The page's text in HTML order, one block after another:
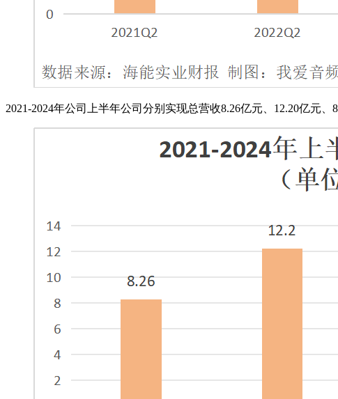
2021-2024年公司上半年公司分别实现总营收8.26亿元、12.20亿元、